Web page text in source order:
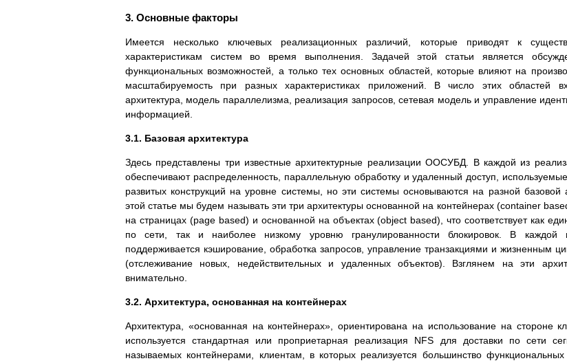
3. Основные факторы
Имеется несколько ключевых реализационных различий, которые приводят к
характеристикам систем во время выполнения. Задачей этой статьи является
функциональных возможностей, а только тех основных областей, которые влияют на
масштабируемость при разных характеристиках приложений. В число этих областей
архитектура, модель параллелизма, реализация запросов, сетевая модель и управление
информацией.
3.1. Базовая архитектура
Здесь представлены три известные архитектурные реализации ООСУБД. В каждой из
обеспечивают распределенность, параллельную обработку и удаленный доступ,
развитых конструкций на уровне системы, но эти системы основываются на разной базовой
этой статье мы будем называть эти три архитектуры основанной на контейнерах (container
на страницах (page based) и основанной на объектах (object based), что соответствует как
по сети, так и наиболее низкому уровню гранулированности блокировок. В каждой
поддерживается кэширование, обработка запросов, управление транзакциями и жизненным
(отслеживание новых, недействительных и удаленных объектов). Взглянем на эти
внимательно.
3.2. Архитектура, основанная на контейнерах
Архитектура, «основанная на контейнерах», ориентирована на использование на стороне
используется стандартная или проприетарная реализация NFS для доставки по сети
называемых контейнерами, клиентам, в которых реализуется большинство функциональных